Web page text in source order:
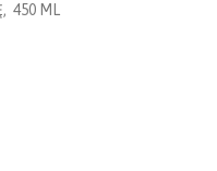
450 ML